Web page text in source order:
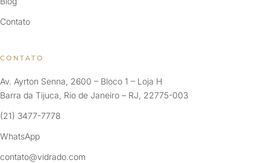
Contato
CONTATO
Av. Ayrton Senna, 2600 – Bloco 1 – Loja H
Barra da Tijuca, Rio de Janeiro – RJ, 22775-003
(21) 3477-7778
WhatsApp
contato@vidrado.com